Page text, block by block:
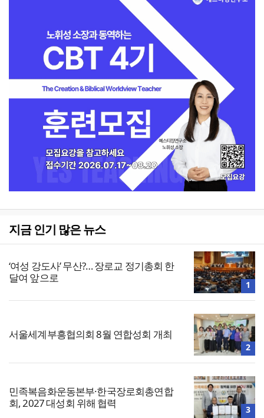
지금 인기 많은 뉴스
‘여성 강도사’ 무산?… 장로교 정기총회 한
달여 앞으로
1
서울세계부흥협의회 8월 연합성회 개최
2
민족복음화운동본부·한국장로회총연합
회, 2027 대성회 위해 협력
3